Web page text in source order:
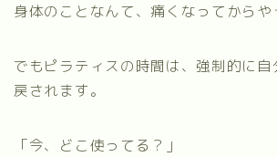
身体のことなんて、痛くなってからや
でもピラティスの時間は、強制的に自
戻されます。
「今、どこ使ってる？」